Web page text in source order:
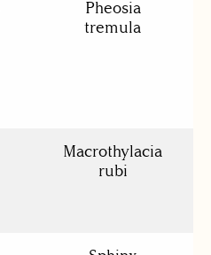
Pheosia
tremula
Macrothylacia
rubi